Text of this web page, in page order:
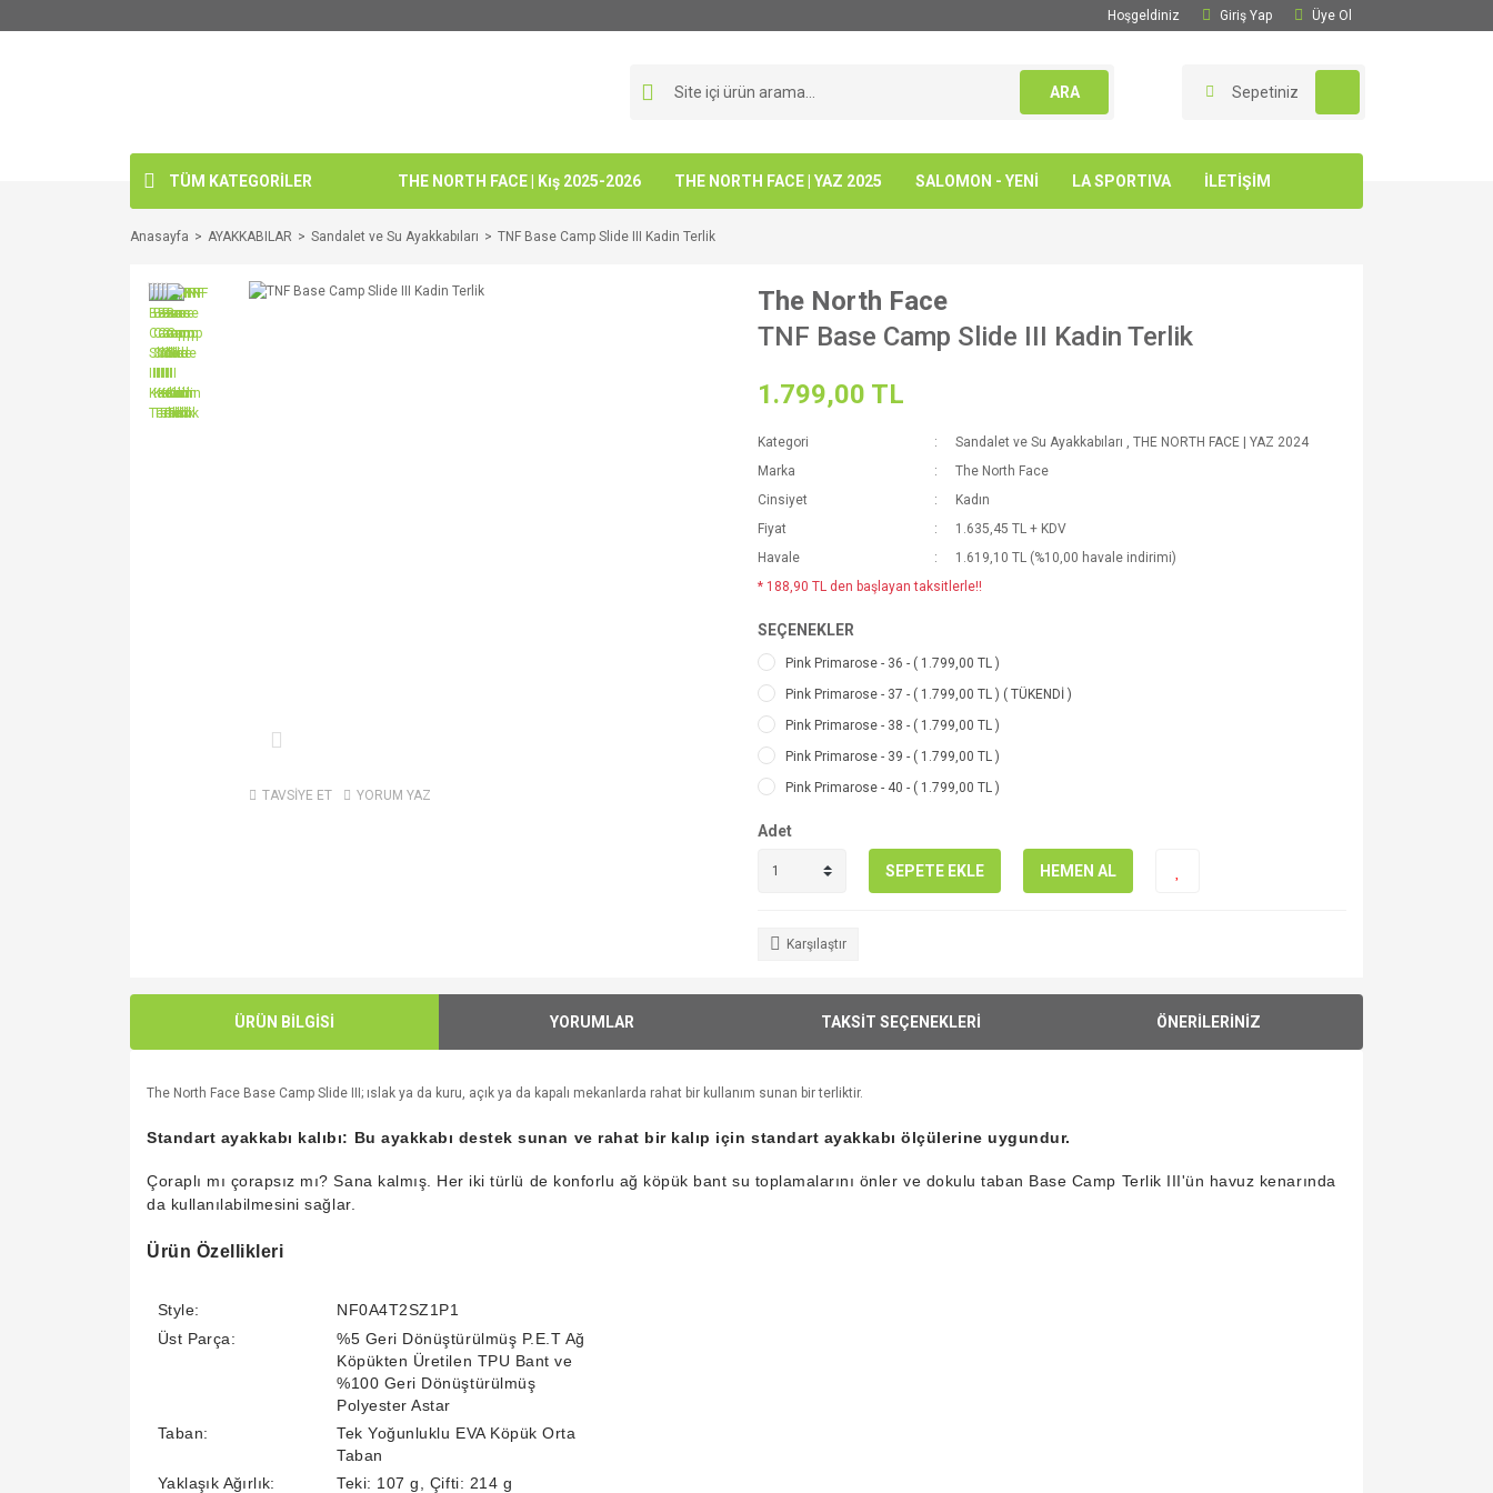
Hoşgeldiniz Giriş Yap Üye Ol
ARA Sepetiniz
TÜM KATEGORİLER THE NORTH FACE | Kış 2025-2026 THE NORTH FACE | YAZ 2025 SALOMON - YENİ LA SPORTIVA İLETİŞİM
Anasayfa AYAKKABILAR Sandalet ve Su Ayakkabıları TNF Base Camp Slide III Kadin Terlik
TAVSİYE ET YORUM YAZ
The North Face
TNF Base Camp Slide III Kadin Terlik
1.799,00 TL
Kategori Sandalet ve Su Ayakkabıları , THE NORTH FACE | YAZ 2024
Marka
The North Face
Cinsiyet
Kadın
Fiyat
1.635,45 TL + KDV
Havale
1.619,10 TL (%10,00 havale indirimi)
* 188,90 TL den başlayan taksitlerle!!
SEÇENEKLER
Pink Primarose - 36 - ( 1.799,00 TL )
Pink Primarose - 37 - ( 1.799,00 TL ) ( TÜKENDİ )
Pink Primarose - 38 - ( 1.799,00 TL )
Pink Primarose - 39 - ( 1.799,00 TL )
Pink Primarose - 40 - ( 1.799,00 TL )
Adet
SEPETE EKLE HEMEN AL
Karşılaştır
ÜRÜN BİLGİSİ YORUMLAR TAKSİT SEÇENEKLERİ ÖNERİLERİNİZ
The North Face Base Camp Slide III; ıslak ya da kuru, açık ya da kapalı mekanlarda rahat bir kullanım sunan bir terliktir.
Standart ayakkabı kalıbı: Bu ayakkabı destek sunan ve rahat bir kalıp için standart ayakkabı ölçülerine uygundur.
Çoraplı mı çorapsız mı? Sana kalmış. Her iki türlü de konforlu ağ köpük bant su toplamalarını önler ve dokulu taban Base Camp Terlik III'ün havuz kenarında
da kullanılabilmesini sağlar.
Ürün Özellikleri
Style:
NF0A4T2SZ1P1
Üst Parça:
%5 Geri Dönüştürülmüş P.E.T Ağ
Köpükten Üretilen TPU Bant ve
%100 Geri Dönüştürülmüş
Polyester Astar
Taban:
Tek Yoğunluklu EVA Köpük Orta
Taban
Yaklaşık Ağırlık:
Teki: 107 g, Çifti: 214 g